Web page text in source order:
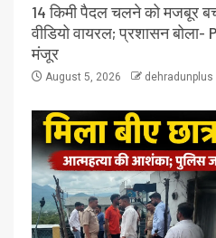
14 किमी पैदल चलने को मजबूर
वीडियो वायरल; प्रशासन
मंजूर
August 5, 2026 dehradunplus